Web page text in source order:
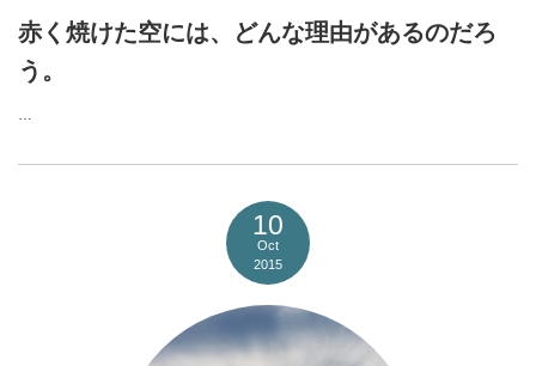
赤く焼けた空には、どんな理由があるのだろ
う。
…
10
Oct
2015